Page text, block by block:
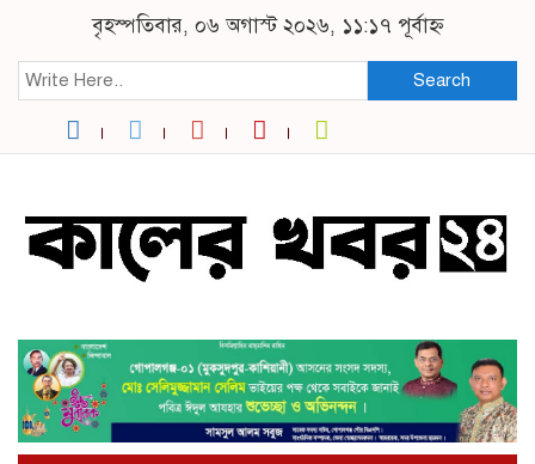
বৃহস্পতিবার, ০৬ অগাস্ট ২০২৬, ১১:১৭ পূর্বাহ্ন
Search